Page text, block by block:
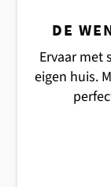
DE
Ervaar met
eigen huis.